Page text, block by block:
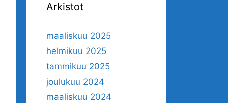
Arkistot
maaliskuu 2025
helmikuu 2025
tammikuu 2025
joulukuu 2024
maaliskuu 2024